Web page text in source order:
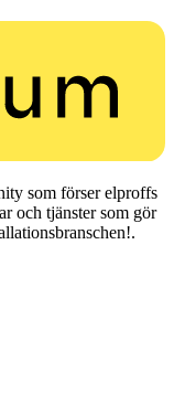
som förser elproffs
och tjänster som gör